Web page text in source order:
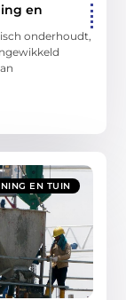
en
onderhoudt,
EN TUIN